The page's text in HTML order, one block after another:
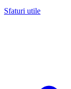
Sfaturi utile